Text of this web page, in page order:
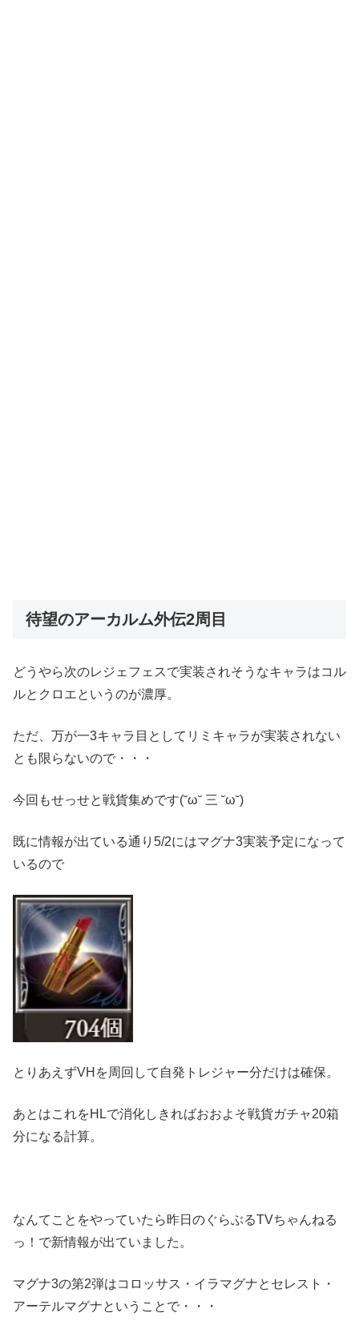
待望のアーカルム外伝2周目
どうやら次のレジェフェスで実装されそうなキャラはコル
ルとクロエというのが濃厚。
ただ、万が一3キャラ目としてリミキャラが実装されない
とも限らないので・・・
今回もせっせと戦貨集めです(˘ω˘ 三 ˘ω˘)
既に情報が出ている通り5/2にはマグナ3実装予定になって
いるので
とりあえずVHを周回して自発トレジャー分だけは確保。
あとはこれをHLで消化しきればおおよそ戦貨ガチャ20箱
分になる計算。
なんてことをやっていたら昨日のぐらぶるTVちゃんねる
っ！で新情報が出ていました。
マグナ3の第2弾はコロッサス・イラマグナとセレスト・
アーテルマグナということで・・・